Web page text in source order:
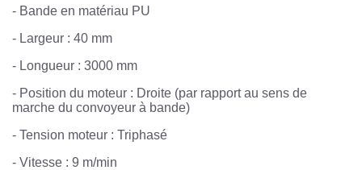
- Bande en matériau PU
- Largeur : 40 mm
- Longueur : 3000 mm
- Position du moteur : Droite (par rapport au sens de
marche du convoyeur à bande)
- Tension moteur : Triphasé
- Vitesse : 9 m/min